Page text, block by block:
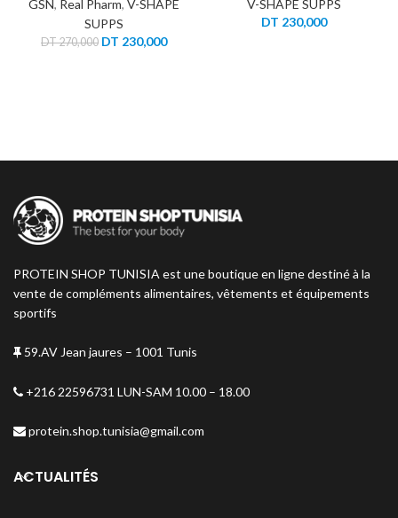
GSN, Real Pharm, V-SHAPE
SUPPS
DT270,000 Le
DT 230,000Le
V-SHAPE SUPPS
DT 230,000
PROTEIN SHOP TUNISIA est une boutique en ligne destiné à la
vente de compléments alimentaires, vêtements et équipements
sportifs
59.AV Jean jaures – 1001 Tunis
+216 22596731 LUN-SAM 10.00 – 18.00
protein.shop.tunisia@gmail.com
ACTUALITÉS